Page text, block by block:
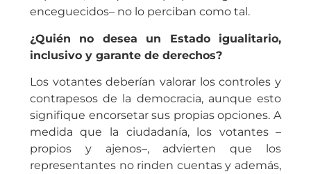
enceguecidos– no lo perciban como tal.
¿Quién no desea un Estado igualitario,
inclusivo y garante de derechos?
Los votantes deberían valorar los controles y
contrapesos de la democracia, aunque esto
signifique encorsetar sus propias opciones. A
medida que la ciudadanía, los votantes –
propios y ajenos–, advierten que los
representantes no rinden cuentas y además,